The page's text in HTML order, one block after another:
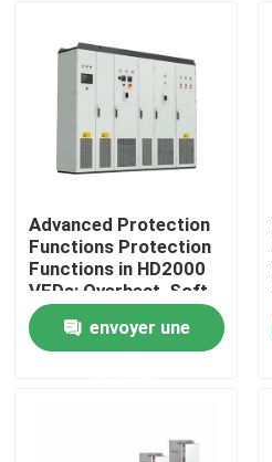
À propos de nous
Visite de l'usine
Contrôle de la qualité
Nous contacter
Nouvelles
Advanced Protection
Functions Protection
Functions in HD2000
VFDs: Overheat, Soft-
Start, and IGBT Safety
envoyer une